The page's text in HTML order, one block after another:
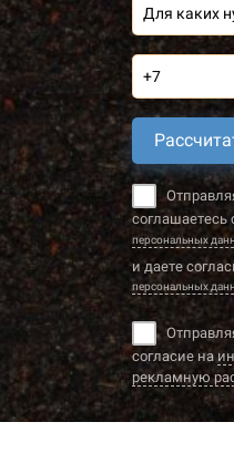
Для каких
соглашаетесь
персональных
и даете
персональных
согласие на
рекламную